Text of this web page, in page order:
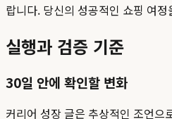
랍니다. 당신의 성공적인 쇼핑 여
실행과 검증 기준
30일 안에 확인할 변화
커리어 성장 글은 추상적인 조언으